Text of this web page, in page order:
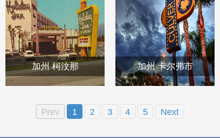
加州 柯汶那 加州 卡尔弗市
Prev 1 2 3 4 5 Next